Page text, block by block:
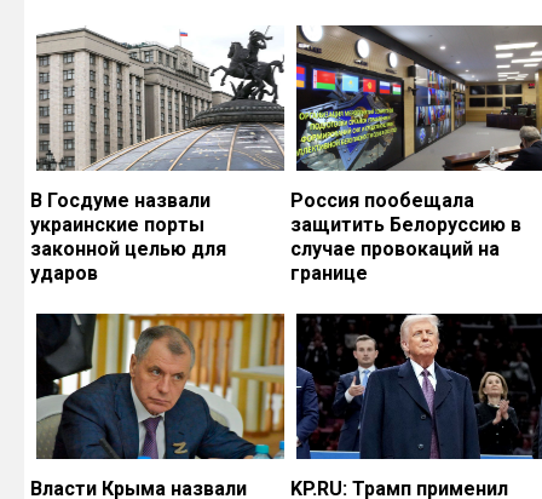
В Госдуме назвали
украинские порты
законной целью для
ударов
Россия пообещала
защитить Белоруссию в
случае провокаций на
границе
Власти Крыма назвали KP.RU: Трамп применил